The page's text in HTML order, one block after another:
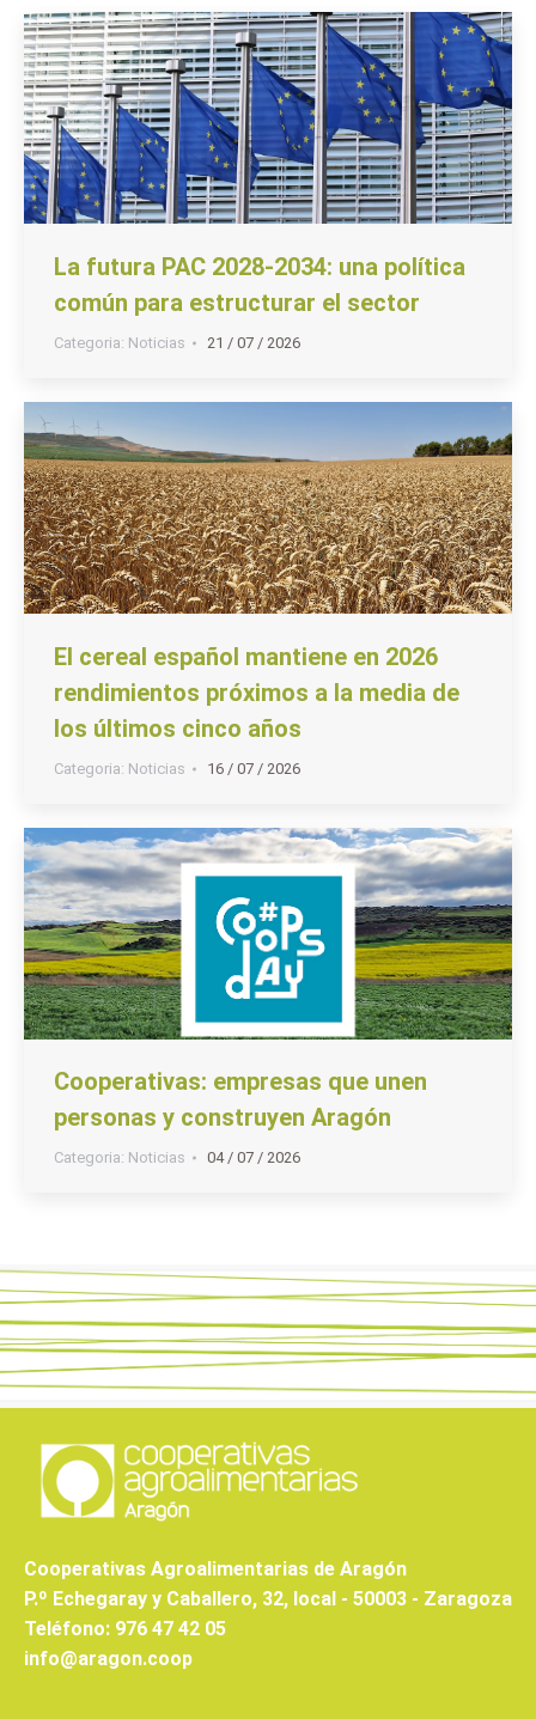
La futura PAC 2028-2034: una política
común para estructurar el sector
Categoria: Noticias 21 / 07 / 2026
El cereal español mantiene en 2026
rendimientos próximos a la media de
los últimos cinco años
Categoria: Noticias 16 / 07 / 2026
Cooperativas: empresas que unen
personas y construyen Aragón
Categoria: Noticias 04 / 07 / 2026
Cooperativas Agroalimentarias de Aragón
P.º Echegaray y Caballero, 32, local - 50003 - Zaragoza
Teléfono: 976 47 42 05
info@aragon.coop